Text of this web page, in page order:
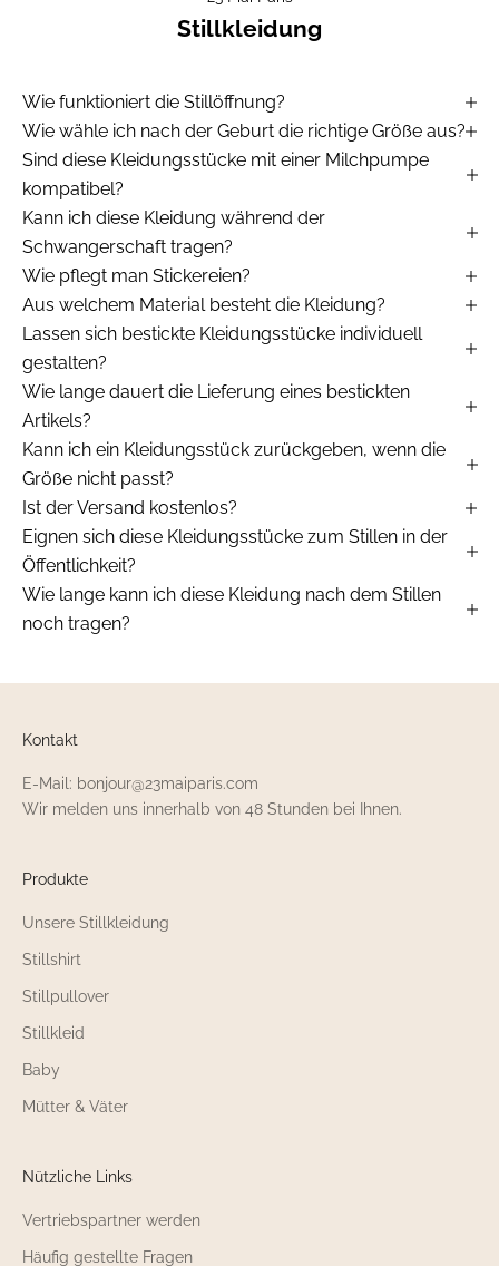
Stillkleidung
Wie funktioniert die Stillöffnung?
Wie wähle ich nach der Geburt die richtige Größe aus?
Sind diese Kleidungsstücke mit einer Milchpumpe
kompatibel?
Kann ich diese Kleidung während der
Schwangerschaft tragen?
Wie pflegt man Stickereien?
Aus welchem Material besteht die Kleidung?
Lassen sich bestickte Kleidungsstücke individuell
gestalten?
Wie lange dauert die Lieferung eines bestickten
Artikels?
Kann ich ein Kleidungsstück zurückgeben, wenn die
Größe nicht passt?
Ist der Versand kostenlos?
Eignen sich diese Kleidungsstücke zum Stillen in der
Öffentlichkeit?
Wie lange kann ich diese Kleidung nach dem Stillen
noch tragen?
Kontakt
E-Mail: bonjour@23maiparis.com
Wir melden uns innerhalb von 48 Stunden bei Ihnen.
Produkte
Unsere Stillkleidung
Stillshirt
Stillpullover
Stillkleid
Baby
Mütter & Väter
Nützliche Links
Vertriebspartner werden
Häufig gestellte Fragen